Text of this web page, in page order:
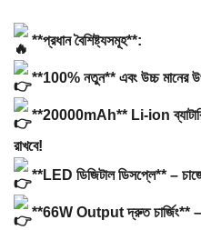
**প্রধান বৈশিষ্ট্যসমূহ**:
**100% নতুন** এবং উচ্চ মানের
**20000mAh** Li-ion ব্যাটারি
রাখবে!
**LED ডিজিটাল ডিসপ্লে** –
**66W Output দ্রুত চার্জিং** –